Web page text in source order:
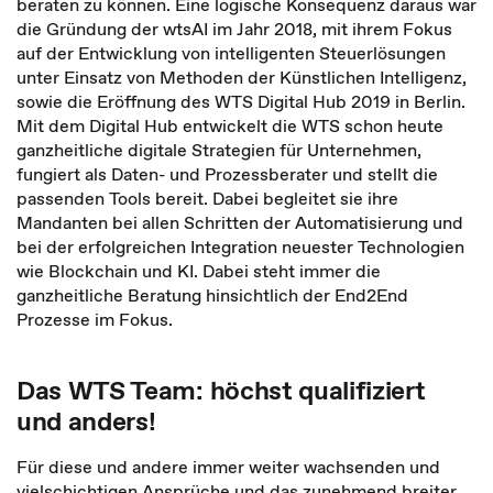
die Gründung der wtsAI im Jahr 2018, mit ihrem Fokus
auf der Entwicklung von intelligenten Steuerlösungen
unter Einsatz von Methoden der Künstlichen Intelligenz,
sowie die Eröffnung des WTS Digital Hub 2019 in Berlin.
Mit dem Digital Hub entwickelt die WTS schon heute
ganzheitliche digitale Strategien für Unternehmen,
fungiert als Daten- und Prozessberater und stellt die
passenden Tools bereit. Dabei begleitet sie ihre
Mandanten bei allen Schritten der Automatisierung und
bei der erfolgreichen Integration neuester Technologien
wie Blockchain und KI. Dabei steht immer die
ganzheitliche Beratung hinsichtlich der End2End
Prozesse im Fokus.
Das WTS Team: höchst qualifiziert
und anders!
Für diese und andere immer weiter wachsenden und